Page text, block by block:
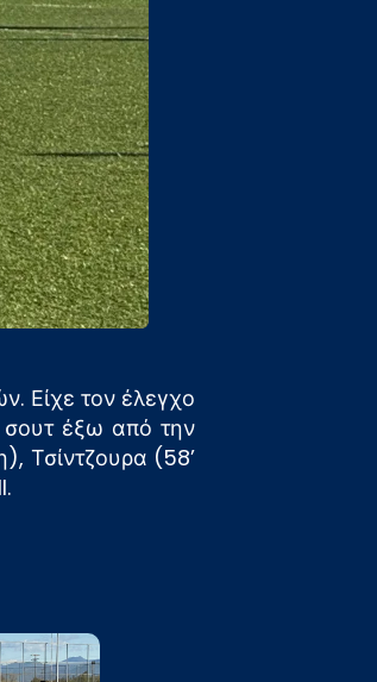
Είχε τον έλεγχο
σουτ έξω από την
Τσίντζουρα (58’